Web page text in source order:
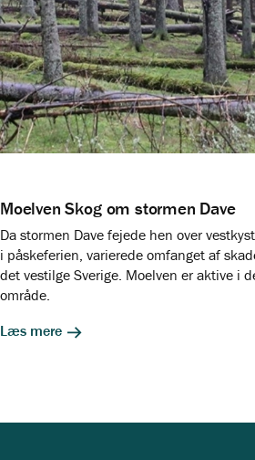
Moelven Skog om stormen Dave
Da stormen Dave fejede hen over
i påskeferien, varierede omfanget af
det vestilge Sverige. Moelven er aktive i
område.
Læs mere